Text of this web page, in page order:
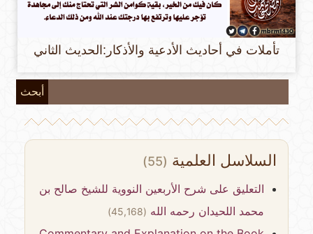
تأملات في أحاديث الأدعية والأذكار:الحديث الثاني
أبحث
السلاسل العلمية(55)
التعليق على شرح الأربعين النووية للشيخ صالح بن
محمد اللحيدان رحمه الله(45,168)